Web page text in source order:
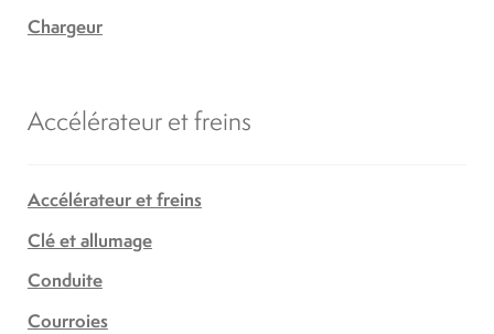
Chargeur
Accélérateur et freins
Accélérateur et freins
Clé et allumage
Conduite
Courroies